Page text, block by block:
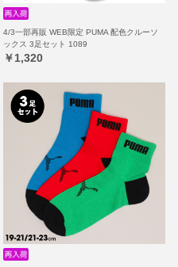
4/3一部再販 WEB限定 PUMA 配色クルーソ
ックス 3足セット 1089
￥1,320